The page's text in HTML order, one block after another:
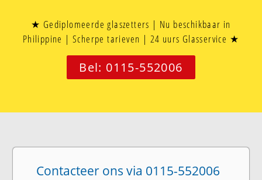
★ Gediplomeerde glaszetters | Nu beschikbaar in
Philippine | Scherpe tarieven | 24 uurs Glasservice ★
Bel: 0115-552006
Contacteer ons via 0115-552006